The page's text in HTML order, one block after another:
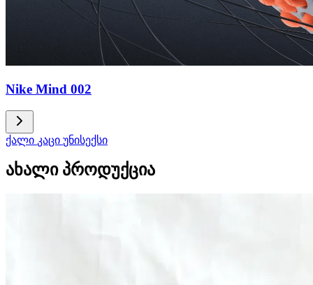
Nike Mind 002
ქალი კაცი უნისექსი
ახალი პროდუქცია